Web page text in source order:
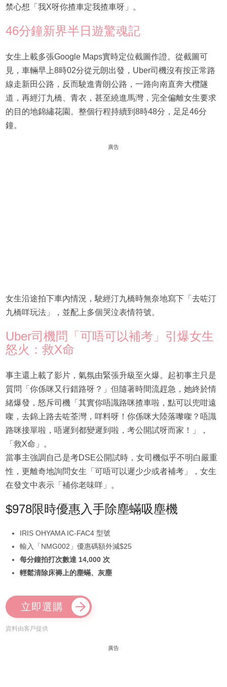
禁心想「我X呀你揸車定我揸車呀」。
46分鐘新界半日遊驚魂記
女生上載多張Google Maps實時定位截圖作證。從截圖可
見，車輛早上8時02分從元朗出發，Uber司機沒有按正常路
線走新田公路，反而駛進青朗公路，一路向南直奔大欖隧
道，再經汀九橋、青衣，甚至繞進馬灣，完全偏離女生要求
的目的地錦繡花園。整個行程持續到8時48分，足足46分
鐘。
廣告
女生沿途拍下車內情況，駛經汀九橋時無奈地寫下「去咗汀
九橋咩玩法」，並配上多個哭泣表情符號。
Uber司機問「可唔可以補考」引爆女生
怒火：救X命
事主還上載了影片，氣氛由緊張升級至火爆。起初事主只是
質問「你係咪又行錯路呀？」但隨著時間流趕急，她終於情
緒爆發，怒斥司機「其實你唔識路咪揸車啦，點可以兜咁遠
㗎，去錦上路去咗荃灣，咩料呀！你係咪大陸落嚟㗎？唔識
路咪接單啦，唔遲到都變遲到啦，考公開試呀而家！」，
「救X命」。
當事主強調自己是考DSE公開試時，女司機似乎不明白嚴重
性，更離奇地詢問女生「可唔可以遲少少或者補考」，女生
在發文中表示「補你老味咩」。
$978限時優惠入手除塵蟎吸塵機
IRIS OHYAMA IC-FAC4 型號
輸入「NMG002」優惠碼額外減$25
每分鐘拍打次數達 14,000 次
輕鬆清除床褥上的塵蟎、灰塵
立即選購
資料由客戶提供
廣告